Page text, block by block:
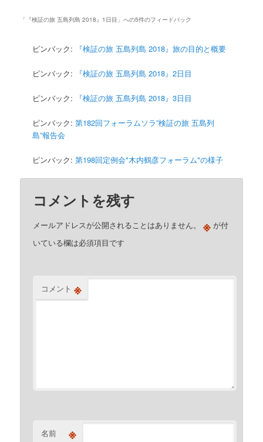
「 『検証の旅 五島列島 2018』1日目 」への5件のフィードバック
ピンバック: 『検証の旅 五島列島 2018』旅の目的と概要
ピンバック: 『検証の旅 五島列島 2018』2日目
ピンバック: 『検証の旅 五島列島 2018』3日目
ピンバック:第182回フォーラムソラ”検証の旅 五島列
島”報告会
ピンバック:第198回定例会"木内鶴彦フォーラム"の様子
コメントを残す
メールアドレスが公開されることはありません。 ※ が付
いている欄は必須項目です
コメント ※
名前 ※